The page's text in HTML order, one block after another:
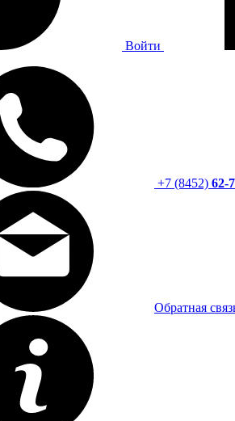
Войти
+7 (8452) 62-
Обратная